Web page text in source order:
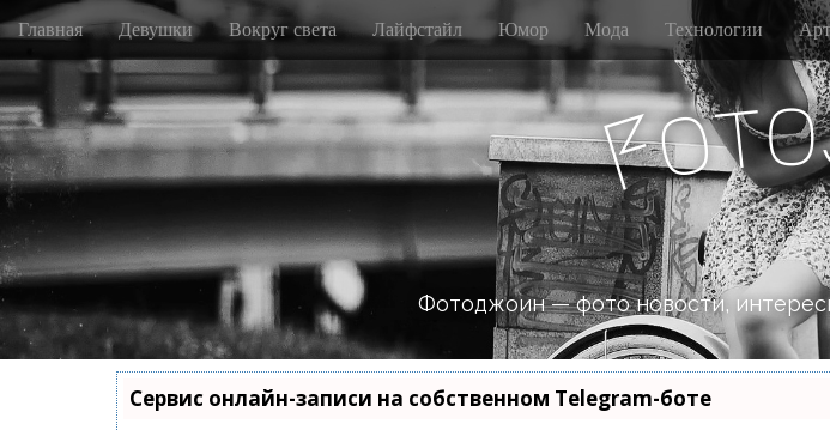
M
a
i
n
m
e
n
u
k
i
t
o
c
o
t
e
n
Главная Девушки Вокруг света Лайфстайл Юмор Мода Технологии
Foto
Фотоджоин — фото новости,
Сервис онлайн-записи на собственном Telegram-боте